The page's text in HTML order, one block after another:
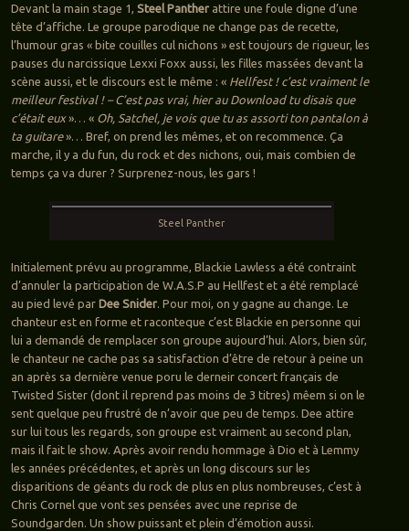
Devant la main stage 1, Steel Pantherattire une foule digne d’une
tête d’affiche. Le groupe parodique ne change pas de recette,
l’humour gras « bite couilles cul nichons » est toujours de rigueur, les
pauses du narcissique Lexxi Foxx aussi, les filles massées devant la
scène aussi, et le discours est le même : « Hellfest ! c’est vraiment le
meilleur festival ! – C’est pas vrai, hier au Download tu disais que
c’était eux»… « Oh, Satchel, je vois que tu as assorti ton pantalon à
ta guitare»… Bref, on prend les mêmes, et on recommence. Ça
marche, il y a du fun, du rock et des nichons, oui, mais combien de
temps ça va durer ? Surprenez-nous, les gars !
Steel Panther
Initialement prévu au programme, Blackie Lawless a été contraint
d’annuler la participation de W.A.S.P au Hellfest et a été remplacé
au pied levé par Dee Snider. Pour moi, on y gagne au change. Le
chanteur est en forme et raconteque c’est Blackie en personne qui
lui a demandé de remplacer son groupe aujourd’hui. Alors, bien sûr,
le chanteur ne cache pas sa satisfaction d’être de retour à peine un
an après sa dernière venue poru le derneir concert français de
Twisted Sister (dont il reprend pas moins de 3 titres) mêem si on le
sent quelque peu frustré de n’avoir que peu de temps. Dee attire
sur lui tous les regards, son groupe est vraiment au second plan,
mais il fait le show. Après avoir rendu hommage à Dio et à Lemmy
les années précédentes, et après un long discours sur les
disparitions de géants du rock de plus en plus nombreuses, c’est à
Chris Cornel que vont ses pensées avec une reprise de
Soundgarden. Un show puissant et plein d’émotion aussi.